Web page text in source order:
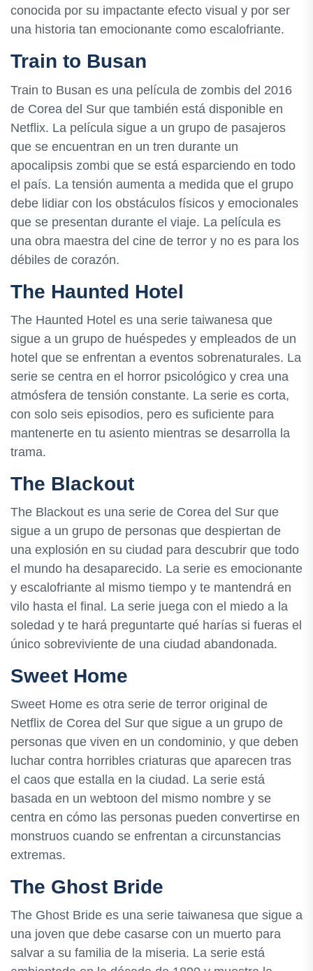
conocida por su impactante efecto visual y por ser
una historia tan emocionante como escalofriante.
Train to Busan
Train to Busan es una película de zombis del 2016
de Corea del Sur que también está disponible en
Netflix. La película sigue a un grupo de pasajeros
que se encuentran en un tren durante un
apocalipsis zombi que se está esparciendo en todo
el país. La tensión aumenta a medida que el grupo
debe lidiar con los obstáculos físicos y emocionales
que se presentan durante el viaje. La película es
una obra maestra del cine de terror y no es para los
débiles de corazón.
The Haunted Hotel
The Haunted Hotel es una serie taiwanesa que
sigue a un grupo de huéspedes y empleados de un
hotel que se enfrentan a eventos sobrenaturales. La
serie se centra en el horror psicológico y crea una
atmósfera de tensión constante. La serie es corta,
con solo seis episodios, pero es suficiente para
mantenerte en tu asiento mientras se desarrolla la
trama.
The Blackout
The Blackout es una serie de Corea del Sur que
sigue a un grupo de personas que despiertan de
una explosión en su ciudad para descubrir que todo
el mundo ha desaparecido. La serie es emocionante
y escalofriante al mismo tiempo y te mantendrá en
vilo hasta el final. La serie juega con el miedo a la
soledad y te hará preguntarte qué harías si fueras el
único sobreviviente de una ciudad abandonada.
Sweet Home
Sweet Home es otra serie de terror original de
Netflix de Corea del Sur que sigue a un grupo de
personas que viven en un condominio, y que deben
luchar contra horribles criaturas que aparecen tras
el caos que estalla en la ciudad. La serie está
basada en un webtoon del mismo nombre y se
centra en cómo las personas pueden convertirse en
monstruos cuando se enfrentan a circunstancias
extremas.
The Ghost Bride
The Ghost Bride es una serie taiwanesa que sigue a
una joven que debe casarse con un muerto para
salvar a su familia de la miseria. La serie está